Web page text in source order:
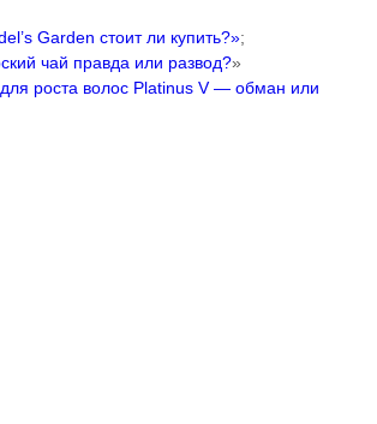
Garden стоит ли купить?»;
чай правда или развод?»
роста волос Platinus V — обман или